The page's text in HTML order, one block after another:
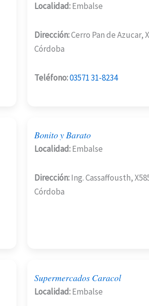
Localidad:Embalse
Dirección:Cerro Pan de Azucar,
Córdoba
Teléfono:03571 31-8234
Bonito y Barato
Localidad:Embalse
Dirección:Ing. Cassaffousth,
Córdoba
Supermercados Caracol
Localidad:Embalse